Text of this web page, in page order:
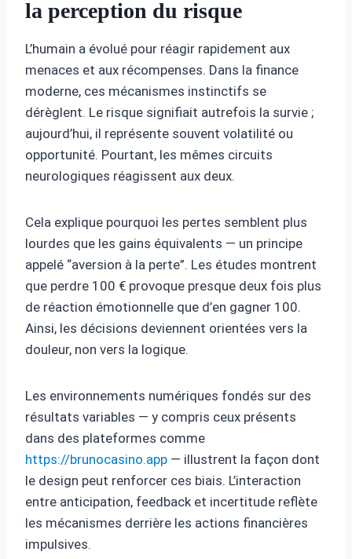
la perception du risque
L’humain a évolué pour réagir rapidement aux
menaces et aux récompenses. Dans la finance
moderne, ces mécanismes instinctifs se
dérèglent. Le risque signifiait autrefois la survie ;
aujourd’hui, il représente souvent volatilité ou
opportunité. Pourtant, les mêmes circuits
neurologiques réagissent aux deux.
Cela explique pourquoi les pertes semblent plus
lourdes que les gains équivalents — un principe
appelé “aversion à la perte”. Les études montrent
que perdre 100 € provoque presque deux fois plus
de réaction émotionnelle que d’en gagner 100.
Ainsi, les décisions deviennent orientées vers la
douleur, non vers la logique.
Les environnements numériques fondés sur des
résultats variables — y compris ceux présents
dans des plateformes comme
https://brunocasino.app — illustrent la façon dont
le design peut renforcer ces biais. L’interaction
entre anticipation, feedback et incertitude reflète
les mécanismes derrière les actions financières
impulsives.